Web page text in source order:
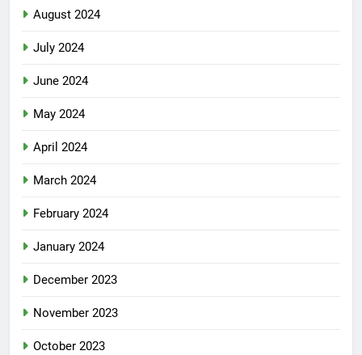
August 2024
July 2024
June 2024
May 2024
April 2024
March 2024
February 2024
January 2024
December 2023
November 2023
October 2023